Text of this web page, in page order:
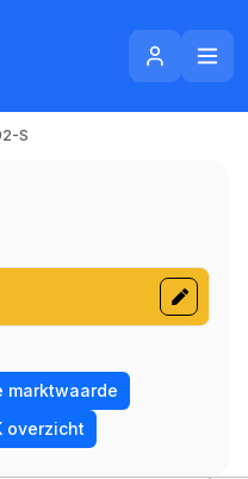
S
marktwaarde
overzicht